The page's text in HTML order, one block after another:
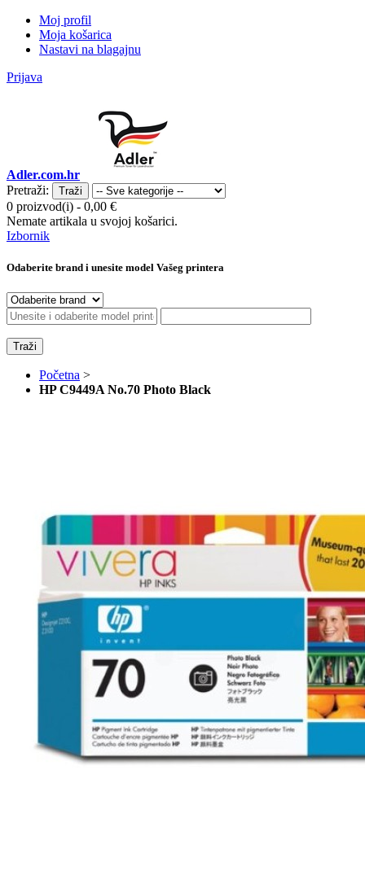
Moj profil
Moja košarica
Nastavi na blagajnu
Prijava
Adler.com.hr
Pretraži:
Traži
0 proizvod(i) - 0,00 €
Nemate artikala u svojoj košarici.
Izbornik
Odaberite brand i unesite model Vašeg printera
Traži
Početna >
HP C9449A No.70 Photo Black